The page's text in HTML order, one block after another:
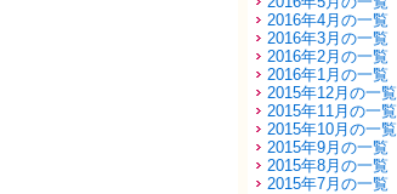
2016年4月の一覧
2016年3月の一覧
2016年2月の一覧
2016年1月の一覧
2015年12月の一覧
2015年11月の一覧
2015年10月の一覧
2015年9月の一覧
2015年8月の一覧
2015年7月の一覧